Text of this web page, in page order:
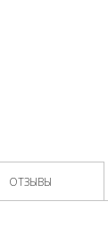
ОТЗЫВЫ